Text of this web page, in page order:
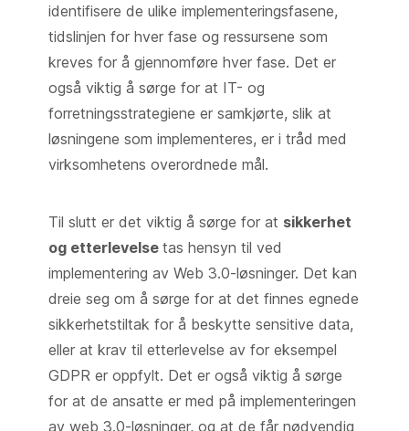
identifisere de ulike implementeringsfasene,
tidslinjen for hver fase og ressursene som
kreves for å gjennomføre hver fase. Det er
også viktig å sørge for at IT- og
forretningsstrategiene er samkjørte, slik at
løsningene som implementeres, er i tråd med
virksomhetens overordnede mål.
Til slutt er det viktig å sørge for at sikkerhet
og etterlevelse tas hensyn til ved
implementering av Web 3.0-løsninger. Det kan
dreie seg om å sørge for at det finnes egnede
sikkerhetstiltak for å beskytte sensitive data,
eller at krav til etterlevelse av for eksempel
GDPR er oppfylt. Det er også viktig å sørge
for at de ansatte er med på implementeringen
av web 3.0-løsninger, og at de får nødvendig